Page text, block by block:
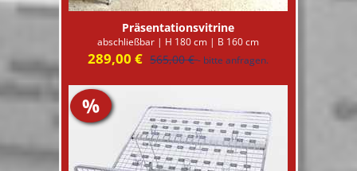
Präsentationsvitrine
abschließbar | H 180 cm | B 160 cm
289,00 € 565,00 €- bitte anfragen.
%